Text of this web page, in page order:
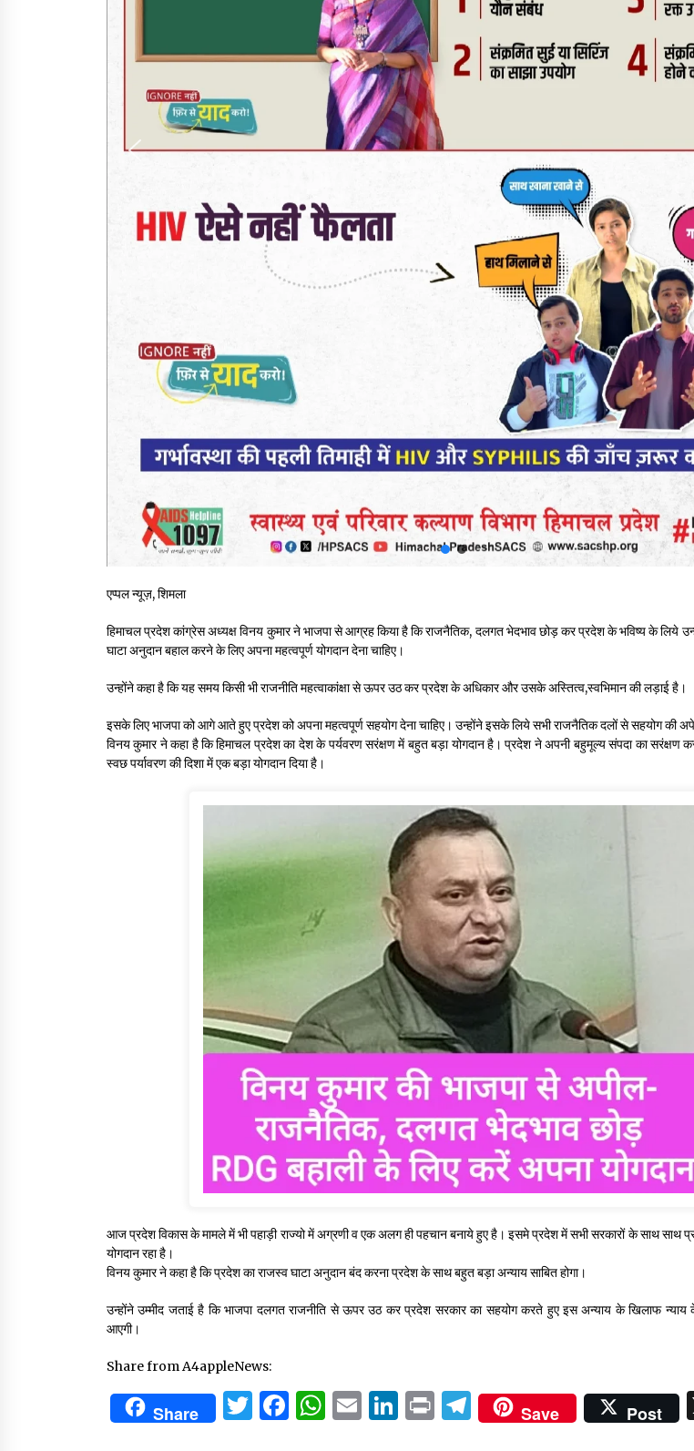
एप्पल न्यूज़, शिमला
हिमाचल प्रदेश कांग्रेस अध्यक्ष विनय कुमार ने भाजपा से आग्रह किया है कि राजनैतिक, दलगत भेदभाव छोड़ कर प्रदेश के भविष्य के लिये
घाटा अनुदान बहाल करने के लिए अपना महत्वपूर्ण योगदान देना चाहिए।
उन्होंने कहा है कि यह समय किसी भी राजनीति महत्वाकांक्षा से ऊपर उठ कर प्रदेश के अधिकार और उसके अस्तित्व,स्वभिमान की लड़ाई है।
इसके लिए भाजपा को आगे आते हुए प्रदेश को अपना महत्वपूर्ण सहयोग देना चाहिए। उन्होंने इसके लिये सभी राजनैतिक दलों से सहयोग की
विनय कुमार ने कहा है कि हिमाचल प्रदेश का देश के पर्यवरण सरंक्षण में बहुत बड़ा योगदान है। प्रदेश ने अपनी बहुमूल्य संपदा का सरंक्षण
स्वछ पर्यावरण की दिशा में एक बड़ा योगदान दिया है।
आज प्रदेश विकास के मामले में भी पहाड़ी राज्यो में अग्रणी व एक अलग ही पहचान बनाये हुए है। इसमे प्रदेश में सभी सरकारों के साथ साथ
योगदान रहा है।
विनय कुमार ने कहा है कि प्रदेश का राजस्व घाटा अनुदान बंद करना प्रदेश के साथ बहुत बड़ा अन्याय साबित होगा।
उन्होंने उम्मीद जताई है कि भाजपा दलगत राजनीति से ऊपर उठ कर प्रदेश सरकार का सहयोग करते हुए इस अन्याय के खिलाफ
आएगी।
Share from A4appleNews:
Share Twitter
Facebook
WhatsApp
EmailLinkedIn
PrintTelegram
Save Post